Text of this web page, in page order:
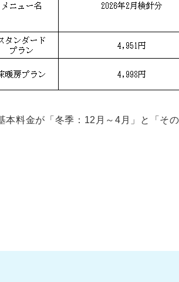
料金が「冬季：12月～4月」と「そ